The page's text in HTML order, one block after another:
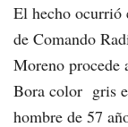
El hecho ocurrió
de Comando
Moreno
Bora color gris
hombre de 57